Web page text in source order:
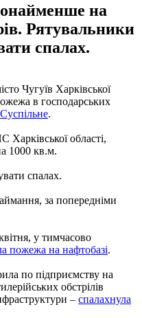
на
Рятувальники
спалах.
Чугуїв Харківської
в господарських
Суспільне.
області,
1000 кв.м.
спалах.
за попередніми
у тимчасово
пожежа на нафтобазі.
по підприємству на
обстрілів
– спалахнула